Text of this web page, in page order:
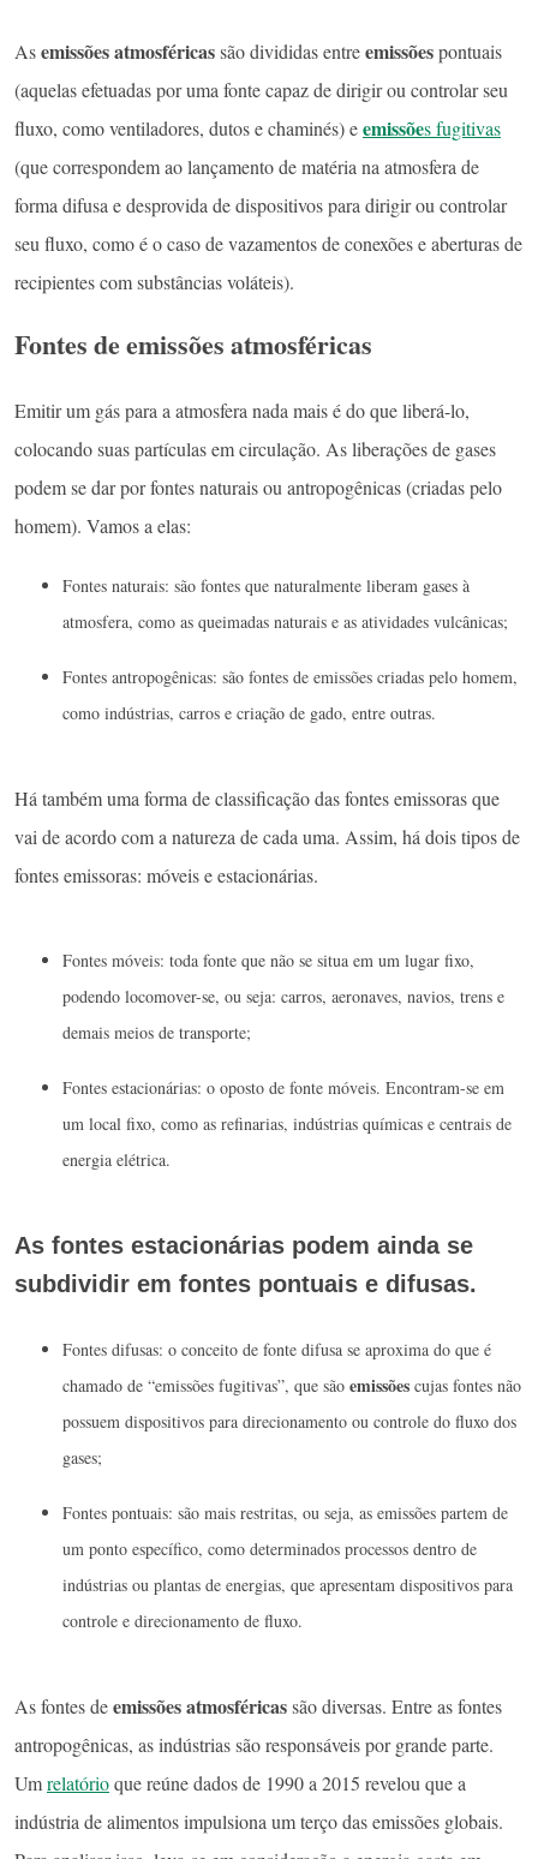
Asemissões atmosféricassão divididas entreemissõespontuais
(aquelas efetuadas por uma fonte capaz de dirigir ou controlar seu
fluxo, como ventiladores, dutos e chaminés) eemissões fugitivas
(que correspondem ao lançamento de matéria na atmosfera de
forma difusa e desprovida de dispositivos para dirigir ou controlar
seu fluxo, como é o caso de vazamentos de conexões e aberturas de
recipientes com substâncias voláteis).
Fontes de emissões atmosféricas
Emitir um gás para a atmosfera nada mais é do que liberá-lo,
colocando suas partículas em circulação. As liberações de gases
podem se dar por fontes naturais ou antropogênicas (criadas pelo
homem). Vamos a elas:
Fontes naturais: são fontes que naturalmente liberam gases à
atmosfera, como as queimadas naturais e as atividades vulcânicas;
Fontes antropogênicas: são fontes de emissões criadas pelo homem,
como indústrias, carros e criação de gado, entre outras.
Há também uma forma de classificação das fontes emissoras que
vai de acordo com a natureza de cada uma. Assim, há dois tipos de
fontes emissoras: móveis e estacionárias.
Fontes móveis: toda fonte que não se situa em um lugar fixo,
podendo locomover-se, ou seja: carros, aeronaves, navios, trens e
demais meios de transporte;
Fontes estacionárias: o oposto de fonte móveis. Encontram-se em
um local fixo, como as refinarias, indústrias químicas e centrais de
energia elétrica.
As fontes estacionárias podem ainda se
subdividir em fontes pontuais e difusas.
Fontes difusas: o conceito de fonte difusa se aproxima do que é
chamado de “emissões fugitivas”, que são emissões cujas fontes não
possuem dispositivos para direcionamento ou controle do fluxo dos
gases;
Fontes pontuais: são mais restritas, ou seja, as emissões partem de
um ponto específico, como determinados processos dentro de
indústrias ou plantas de energias, que apresentam dispositivos para
controle e direcionamento de fluxo.
As fontes deemissões atmosféricassão diversas. Entre as fontes
antropogênicas, as indústrias são responsáveis por grande parte.
Umrelatórioque reúne dados de 1990 a 2015 revelou que a
indústria de alimentos impulsiona um terço das emissões globais.